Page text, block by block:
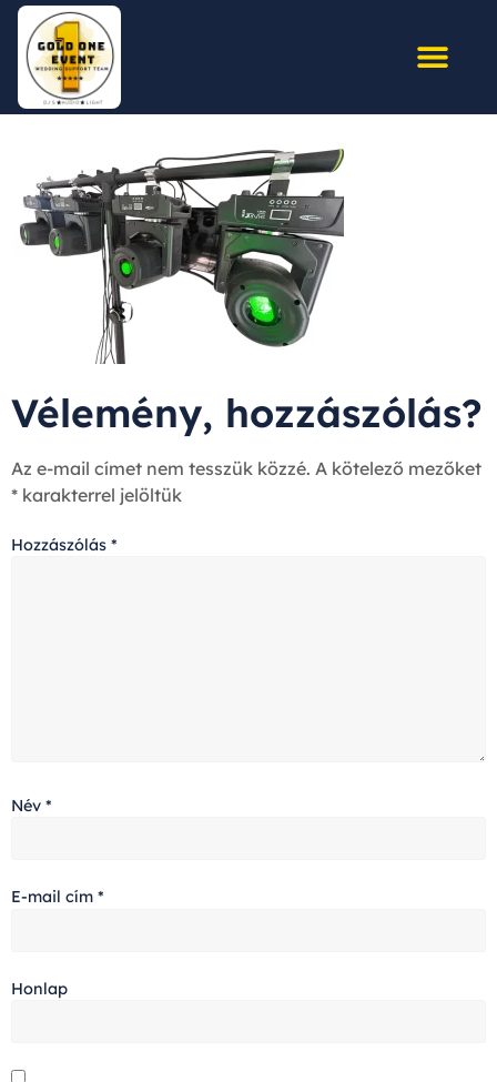
Vélemény, hozzászólás?
Az e-mail címet nem tesszük közzé. A kötelező mezőket
* karakterrel jelöltük
Hozzászólás *
Név *
E-mail cím *
Honlap